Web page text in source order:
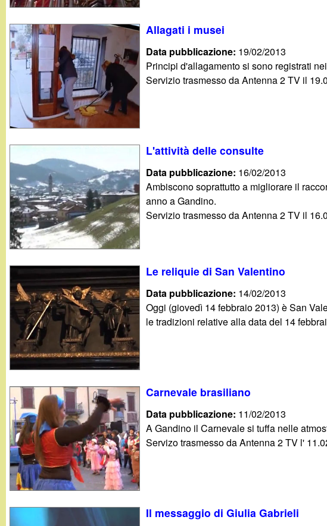
Allagati i musei
Data pubblicazione: 19/02/2013
Principi d'allagamento si sono registrati
Servizio trasmesso da Antenna 2 TV il
L'attività delle consulte
Data pubblicazione: 16/02/2013
Ambiscono soprattutto a migliorare il
anno a Gandino.
Servizio trasmesso da Antenna 2 TV il
Le reliquie di San Valentino
Data pubblicazione: 14/02/2013
Oggi (giovedì 14 febbraio 2013) è San
le tradizioni relative alla data del 14
Carnevale brasiliano
Data pubblicazione: 11/02/2013
A Gandino il Carnevale si tuffa nelle
Servizo trasmesso da Antenna 2 TV l'
Il messaggio di Giulia Gabrieli